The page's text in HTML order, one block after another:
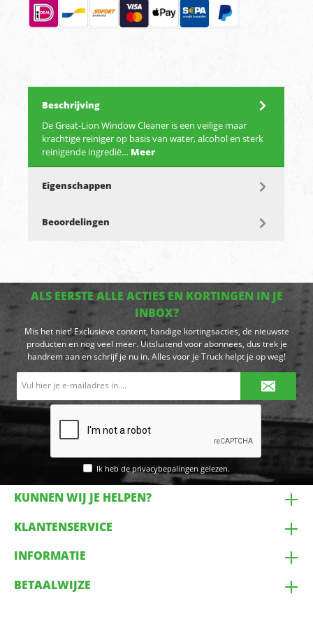
Beschrijving
De Great-Lion Window Cleaner is een veilige maar
krachtige reiniger op basis van water, alcohol en sterk
reinigende ingredië… Meer
Eigenschappen
Beoordelingen
ALS EERSTE ALLE ACTIES EN KORTINGEN IN JE
INBOX?
Mis het niet! Exclusieve content, handige kortingsacties, de nieuwste
producten en nog veel meer. Uitsluitend voor abonnees, dus trek je
handrem aan en schrijf je nu in. Alles voor je Truck helpt je op weg!
Ik heb de privacybepalingen gelezen.
KUNNEN WIJ JE HELPEN?
KLANTENSERVICE
INFORMATIE
BETAALWIJZE